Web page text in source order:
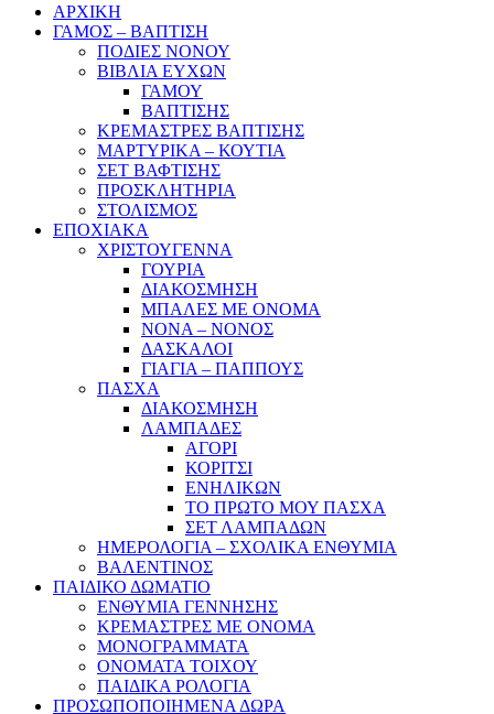
ΑΡΧΙΚΗ
ΓΑΜΟΣ – ΒΑΠΤΙΣΗ
ΠΟΔΙΕΣ ΝΟΝΟΥ
ΒΙΒΛΙΑ ΕΥΧΩΝ
ΓΑΜΟΥ
ΒΑΠΤΙΣΗΣ
ΚΡΕΜΑΣΤΡΕΣ ΒΑΠΤΙΣΗΣ
ΜΑΡΤΥΡΙΚΑ – ΚΟΥΤΙΑ
ΣΕΤ ΒΑΦΤΙΣΗΣ
ΠΡΟΣΚΛΗΤΗΡΙΑ
ΣΤΟΛΙΣΜΟΣ
ΕΠΟΧΙΑΚΑ
ΧΡΙΣΤΟΥΓΕΝΝΑ
ΓΟΥΡΙΑ
ΔΙΑΚΟΣΜΗΣΗ
ΜΠΑΛΕΣ ΜΕ ΟΝΟΜΑ
ΝΟΝΑ – ΝΟΝΟΣ
ΔΑΣΚΑΛΟΙ
ΓΙΑΓΙΑ – ΠΑΠΠΟΥΣ
ΠΑΣΧΑ
ΔΙΑΚΟΣΜΗΣΗ
ΛΑΜΠΑΔΕΣ
ΑΓΟΡΙ
ΚΟΡΙΤΣΙ
ΕΝΗΛΙΚΩΝ
ΤΟ ΠΡΩΤΟ ΜΟΥ ΠΑΣΧΑ
ΣΕΤ ΛΑΜΠΑΔΩΝ
ΗΜΕΡΟΛΟΓΙΑ – ΣΧΟΛΙΚΑ ΕΝΘΥΜΙΑ
ΒΑΛΕΝΤΙΝΟΣ
ΠΑΙΔΙΚΟ ΔΩΜΑΤΙΟ
ΕΝΘΥΜΙΑ ΓΕΝΝΗΣΗΣ
ΚΡΕΜΑΣΤΡΕΣ ΜΕ ΟΝΟΜΑ
ΜΟΝΟΓΡΑΜΜΑΤΑ
ΟΝΟΜΑΤΑ ΤΟΙΧΟΥ
ΠΑΙΔΙΚΑ ΡΟΛΟΓΙΑ
ΠΡΟΣΩΠΟΠΟΙΗΜΕΝΑ ΔΩΡΑ